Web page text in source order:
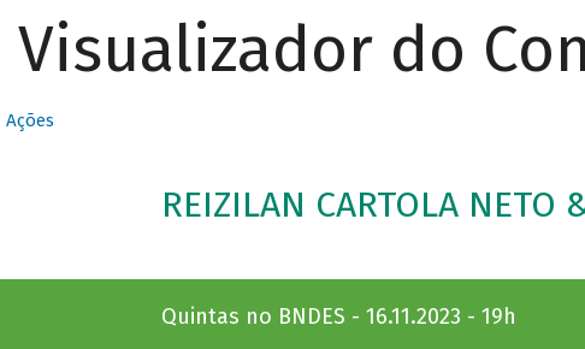
Visualizador do
Ações
REIZILAN CARTOLA
Quintas no BNDES - 16.11.2023 - 19h